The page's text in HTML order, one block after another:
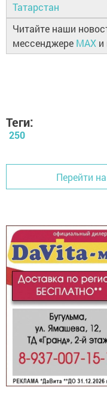
Татарстан
Читайте наши
мессенджере MAX и
Теги:
250
Перейти